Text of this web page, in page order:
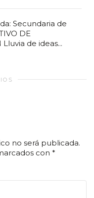
Secundaria de
DE
de ideas...
no será publicada.
con *